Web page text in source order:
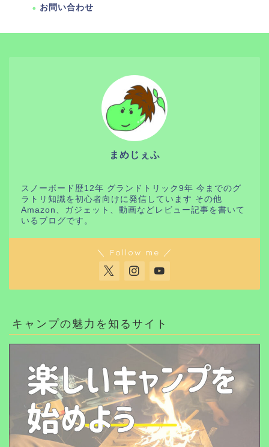
お問い合わせ
まめじぇふ
スノーボード歴12年 グランドトリック9年 今までのグ
ラトリ知識を初心者向けに発信しています その他
Amazon、ガジェット、動画などレビュー記事を書いて
いるブログです。
＼ Follow me ／
キャンプの魅力を知るサイト